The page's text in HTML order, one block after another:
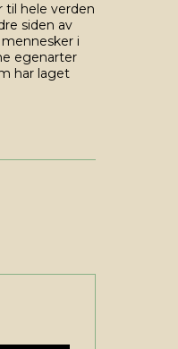
til hele verden
siden av
i
egenarter
har laget